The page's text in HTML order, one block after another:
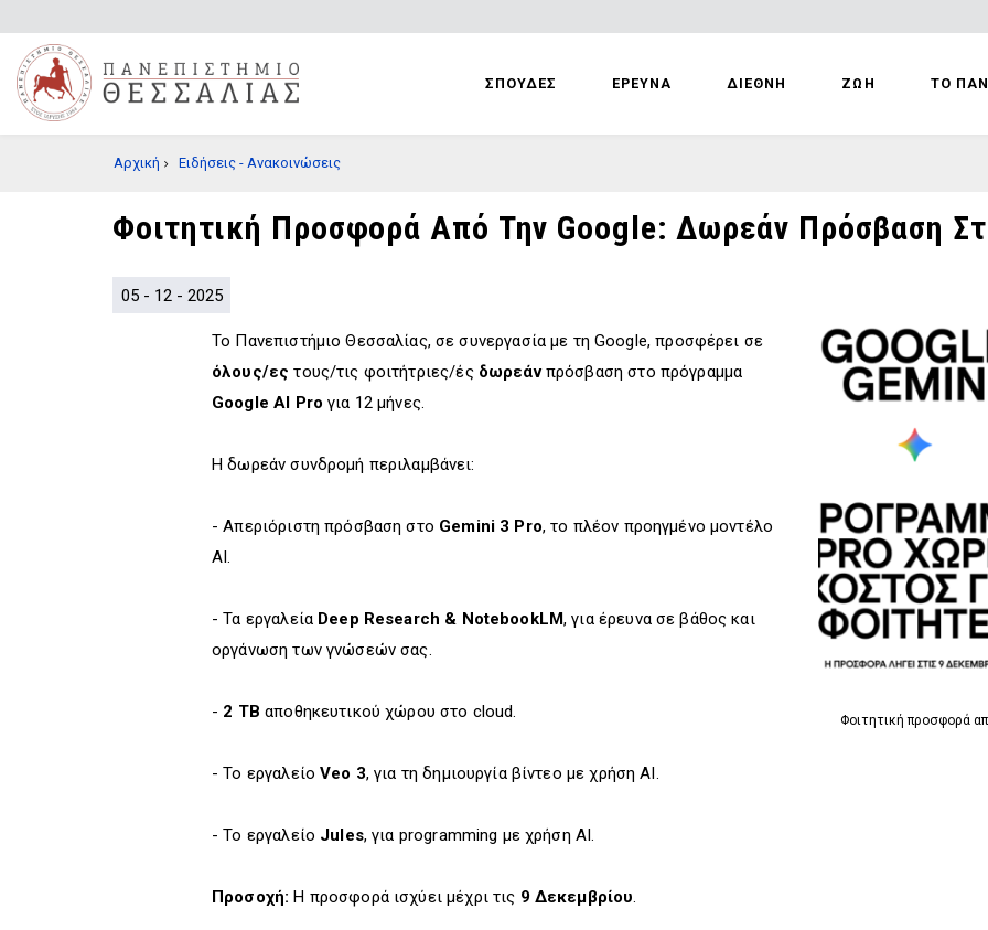
προς
κυρίως
περιεχόμενο
ΣΠΟΥΔΕΣ ΕΡΕΥΝΑ ΔΙΕΘΝΗ ΖΩΗ ΤΟ
BREADCRUMB
Αρχική Ειδήσεις - Ανακοινώσεις
Φοιτητική Προσφορά Από Την Google: Δωρεάν Πρόσβαση
05 - 12 - 2025
Φοιτητική προσφορά
Το Πανεπιστήμιο Θεσσαλίας, σε συνεργασία με τη Google, προσφέρει σε
όλους/ες τους/τις φοιτήτριες/ές δωρεάνπρόσβαση στο πρόγραμμα
Google AI Proγια 12 μήνες.
Η δωρεάν συνδρομή περιλαμβάνει:
- Απεριόριστη πρόσβαση στο Gemini 3 Pro, το πλέον προηγμένο μοντέλο
AI.
- Τα εργαλεία Deep Research & NotebookLM, για έρευνα σε βάθος και
οργάνωση των γνώσεών σας.
- 2 TB αποθηκευτικού χώρου στο cloud.
- Το εργαλείοVeo 3, για τη δημιουργία βίντεο με χρήση AI.
- Το εργαλείο Jules, για programming με χρήση AI.
Προσοχή:Η προσφορά ισχύει μέχρι τις 9 Δεκεμβρίου.